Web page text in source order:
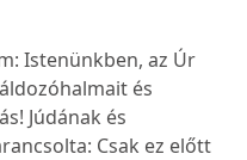
Istenünkben, az Úr
és
Júdának és
Csak ez előtt